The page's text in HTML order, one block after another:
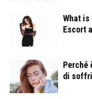
What is
Escort
Perché
di